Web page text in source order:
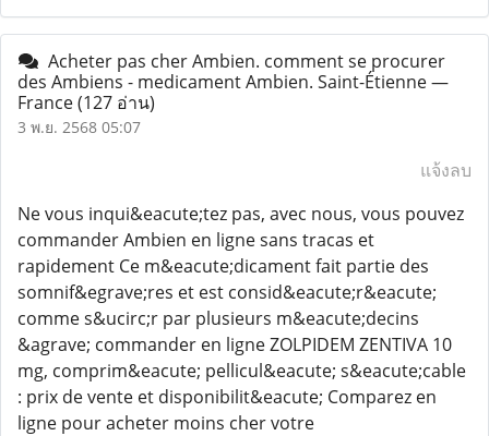
Acheter pas cher Ambien. comment se procurer
des Ambiens - medicament Ambien. Saint-Étienne —
France(127 อ่าน)
3 พ.ย. 2568 05:07
แจ้งลบ
Ne vous inqui&eacute;tez pas, avec nous, vous pouvez
commander Ambien en ligne sans tracas et
rapidement Ce m&eacute;dicament fait partie des
somnif&egrave;res et est consid&eacute;r&eacute;
comme s&ucirc;r par plusieurs m&eacute;decins
&agrave; commander en ligne ZOLPIDEM ZENTIVA 10
mg, comprim&eacute; pellicul&eacute; s&eacute;cable
: prix de vente et disponibilit&eacute; Comparez en
ligne pour acheter moins cher votre